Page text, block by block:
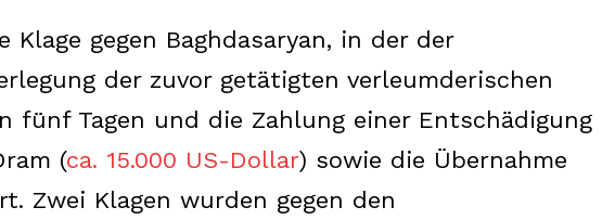
gegen Baghdasaryan, in der der
der zuvor getätigten verleumderischen
fünf Tagen und die Zahlung einer Entschädigung
(ca. 15.000 US-Dollar) sowie die Übernahme
Zwei Klagen wurden gegen den